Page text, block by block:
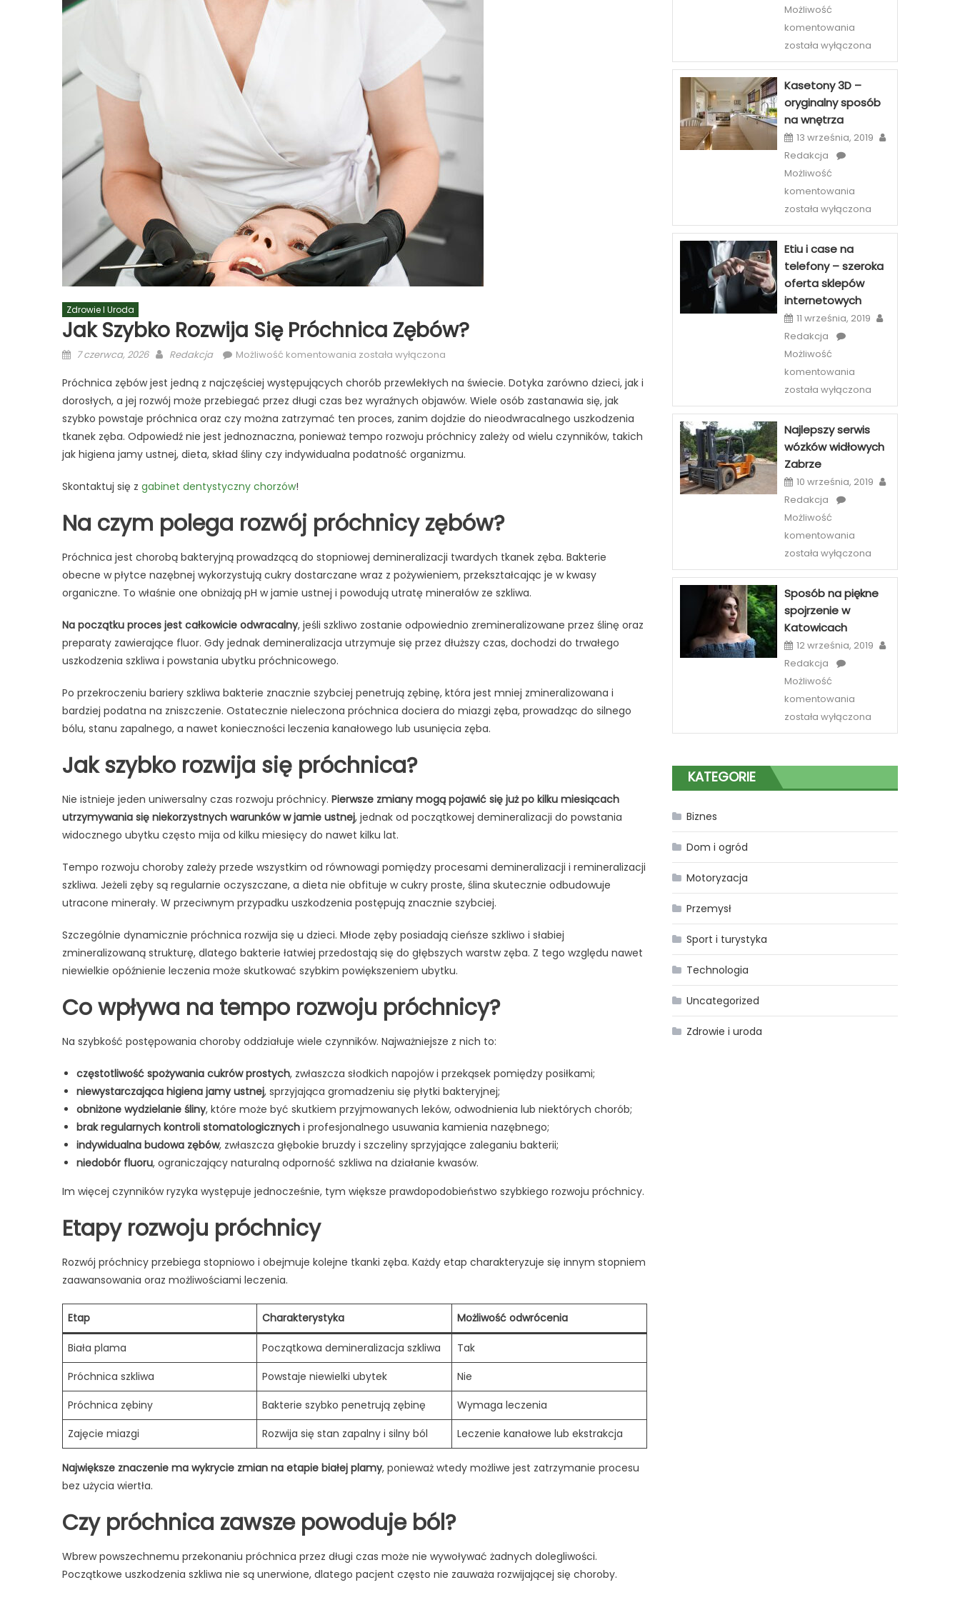
Zdrowie I Uroda
Jak Szybko Rozwija Się Próchnica Zębów?
Posted
7 czerwca, 2026 Author
Redakcja Możliwość komentowania Jak
rozwija
się
próchnica
zębów?
została wyłączona
Próchnica zębów jest jedną z najczęściej występujących chorób przewlekłych na świecie. Dotyka zarówno dzieci, jak i
dorosłych, a jej rozwój może przebiegać przez długi czas bez wyraźnych objawów. Wiele osób zastanawia się, jak
szybko powstaje próchnica oraz czy można zatrzymać ten proces, zanim dojdzie do nieodwracalnego uszkodzenia
tkanek zęba. Odpowiedź nie jest jednoznaczna, ponieważ tempo rozwoju próchnicy zależy od wielu czynników, takich
jak higiena jamy ustnej, dieta, skład śliny czy indywidualna podatność organizmu.
Skontaktuj się z gabinet dentystyczny chorzów!
Na czym polega rozwój próchnicy zębów?
Próchnica jest chorobą bakteryjną prowadzącą do stopniowej demineralizacji twardych tkanek zęba. Bakterie
obecne w płytce nazębnej wykorzystują cukry dostarczane wraz z pożywieniem, przekształcając je w kwasy
organiczne. To właśnie one obniżają pH w jamie ustnej i powodują utratę minerałów ze szkliwa.
Na początku proces jest całkowicie odwracalny, jeśli szkliwo zostanie odpowiednio zremineralizowane przez ślinę oraz
preparaty zawierające fluor. Gdy jednak demineralizacja utrzymuje się przez dłuższy czas, dochodzi do trwałego
uszkodzenia szkliwa i powstania ubytku próchnicowego.
Po przekroczeniu bariery szkliwa bakterie znacznie szybciej penetrują zębinę, która jest mniej zmineralizowana i
bardziej podatna na zniszczenie. Ostatecznie nieleczona próchnica dociera do miazgi zęba, prowadząc do silnego
bólu, stanu zapalnego, a nawet konieczności leczenia kanałowego lub usunięcia zęba.
Jak szybko rozwija się próchnica?
Nie istnieje jeden uniwersalny czas rozwoju próchnicy. Pierwsze zmiany mogą pojawić się już po kilku miesiącach
utrzymywania się niekorzystnych warunków w jamie ustnej, jednak od początkowej demineralizacji do powstania
widocznego ubytku często mija od kilku miesięcy do nawet kilku lat.
Tempo rozwoju choroby zależy przede wszystkim od równowagi pomiędzy procesami demineralizacji i remineralizacji
szkliwa. Jeżeli zęby są regularnie oczyszczane, a dieta nie obfituje w cukry proste, ślina skutecznie odbudowuje
utracone minerały. W przeciwnym przypadku uszkodzenia postępują znacznie szybciej.
Szczególnie dynamicznie próchnica rozwija się u dzieci. Młode zęby posiadają cieńsze szkliwo i słabiej
zmineralizowaną strukturę, dlatego bakterie łatwiej przedostają się do głębszych warstw zęba. Z tego względu nawet
niewielkie opóźnienie leczenia może skutkować szybkim powiększeniem ubytku.
Co wpływa na tempo rozwoju próchnicy?
Na szybkość postępowania choroby oddziałuje wiele czynników. Najważniejsze z nich to:
częstotliwość spożywania cukrów prostych, zwłaszcza słodkich napojów i przekąsek pomiędzy posiłkami;
niewystarczająca higiena jamy ustnej, sprzyjająca gromadzeniu się płytki bakteryjnej;
obniżone wydzielanie śliny, które może być skutkiem przyjmowanych leków, odwodnienia lub niektórych chorób;
brak regularnych kontroli stomatologicznych i profesjonalnego usuwania kamienia nazębnego;
indywidualna budowa zębów, zwłaszcza głębokie bruzdy i szczeliny sprzyjające zaleganiu bakterii;
niedobór fluoru, ograniczający naturalną odporność szkliwa na działanie kwasów.
Im więcej czynników ryzyka występuje jednocześnie, tym większe prawdopodobieństwo szybkiego rozwoju próchnicy.
Etapy rozwoju próchnicy
Rozwój próchnicy przebiega stopniowo i obejmuje kolejne tkanki zęba. Każdy etap charakteryzuje się innym stopniem
zaawansowania oraz możliwościami leczenia.
Etap Charakterystyka Możliwość odwrócenia
Biała plama Początkowa demineralizacja szkliwa
Tak
Próchnica szkliwa
Powstaje niewielki ubytek
Nie
Próchnica zębiny
Bakterie szybko penetrują zębinę
Wymaga leczenia
Zajęcie miazgi
Rozwija się stan zapalny i silny ból Leczenie kanałowe lub ekstrakcja
Największe znaczenie ma wykrycie zmian na etapie białej plamy, ponieważ wtedy możliwe jest zatrzymanie procesu
bez użycia wiertła.
Czy próchnica zawsze powoduje ból?
Wbrew powszechnemu przekonaniu próchnica przez długi czas może nie wywoływać żadnych dolegliwości.
Początkowe uszkodzenia szkliwa nie są unerwione, dlatego pacjent często nie zauważa rozwijającej się choroby.
Możliwość
komentowania
–
sposób
uśmiech
Szczecinie
została wyłączona
Kasetony 3D –
oryginalny sposób
na wnętrza
13 września, 2019
Redakcja
Możliwość
komentowania
3D
–
na
wnętrza
została wyłączona
Etiu i case na
telefony – szeroka
oferta sklepów
internetowych
11 września, 2019
Redakcja
Możliwość
komentowania
i
case
telefony
–
oferta
została wyłączona
Najlepszy serwis
wózków widłowych
Zabrze
10 września, 2019
Redakcja
Możliwość
komentowania
serwis
wózków
Zabrze
została wyłączona
Sposób na piękne
spojrzenie w
Katowicach
12 września, 2019
Redakcja
Możliwość
komentowania
na
piękne
w
została wyłączona
KATEGORIE
Biznes
Dom i ogród
Motoryzacja
Przemysł
Sport i turystyka
Technologia
Uncategorized
Zdrowie i uroda